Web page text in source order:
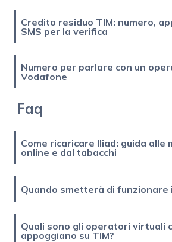
Credito residuo TIM: numero,
SMS per la verifica
Numero per parlare con un
Vodafone
Faq
Come ricaricare Iliad: guida alle
online e dal tabacchi
Quando smetterà di funzionare
Quali sono gli operatori virtuali
appoggiano su TIM?